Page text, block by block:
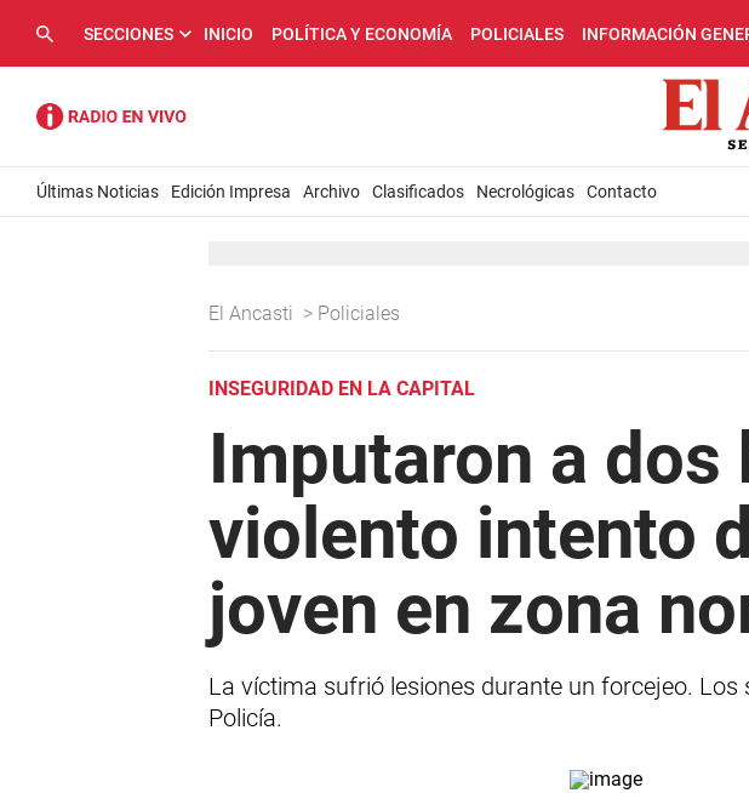
SECCIONES INICIO POLÍTICA Y ECONOMÍA POLICIALES INFORMACIÓN
Últimas Noticias Edición Impresa Archivo Clasificados Necrológicas Contacto
El Ancasti > Policiales
INSEGURIDAD EN LA CAPITAL
Imputaron a dos
violento intento
joven en zona
La víctima sufrió lesiones durante un forcejeo.
Policía.